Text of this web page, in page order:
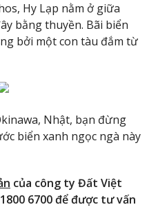
Hy Lạp nằm ở giữa
bằng thuyền. Bãi biển
bởi một con tàu đắm từ
Nhật, bạn đừng
biển xanh ngọc ngà này
của công ty Đất Việt
6700 để được tư vấn